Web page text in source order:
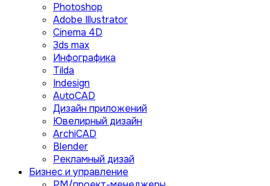
Photoshop
Adobe Illustrator
Сinema 4D
3ds max
Инфографика
Tilda
Indesign
AutoCAD
Дизайн приложений
Ювелирный дизайн
ArchiCAD
Blender
Рекламный дизай
Бизнес и управление